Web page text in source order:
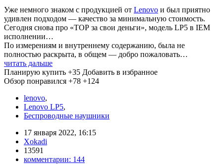
Уже немного знаком с продукцией от Lenovo и был приятно
удивлен подходом — качество за минимальную стоимость.
Сегодня снова про «ТОР за свои деньги», модель LP5 в IEM
исполнении…
По измерениям и внутреннему содержанию, была не
полностью раскрыта, в общем — добро пожаловать…
читать дальше
Планирую купить +35 Добавить в избранное
Обзор понравился +78 +124
lenovo,
Lenovo LP5,
Беспроводные наушники
17 января 2022, 16:15
Xokadi
13591
комментарии: 144